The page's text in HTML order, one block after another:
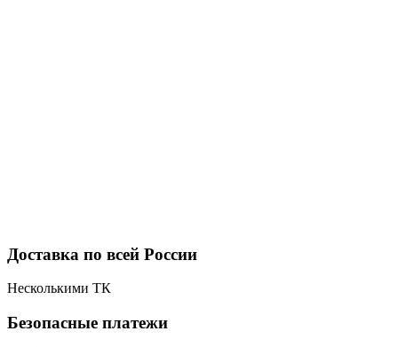
Доставка по всей России
Несколькими ТК
Безопасные платежи